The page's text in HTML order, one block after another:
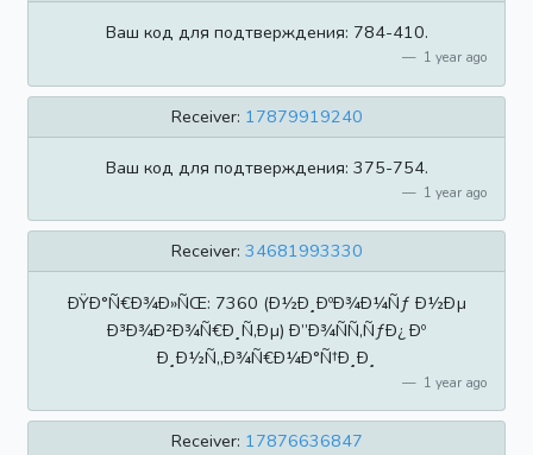
Ваш код для подтверждения: 784-410.
1 year ago
Receiver: 17879919240
Ваш код для подтверждения: 375-754.
1 year ago
Receiver: 34681993330
ÐŸÐ°Ñ€Ð¾Ð»ÑŒ: 7360 (Ð½Ð¸ÐºÐ¾Ð¼Ñƒ Ð½Ðµ
Ð³Ð¾Ð²Ð¾Ñ€Ð¸Ñ‚Ðµ) Ð”Ð¾ÑÑ‚ÑƒÐ¿ Ðº
Ð¸Ð½Ñ„Ð¾Ñ€Ð¼Ð°Ñ†Ð¸Ð¸
1 year ago
Receiver: 17876636847